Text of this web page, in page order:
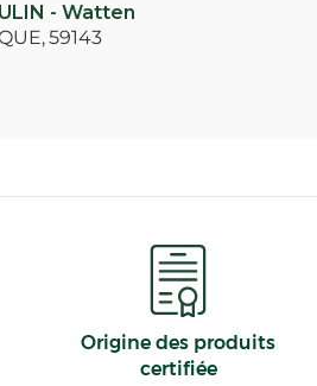
- Watten
59143
Origine des produits
certifiée